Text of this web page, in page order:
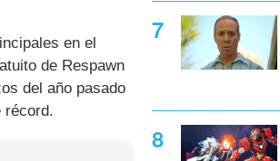
en el
de Respawn
del año pasado
récord.